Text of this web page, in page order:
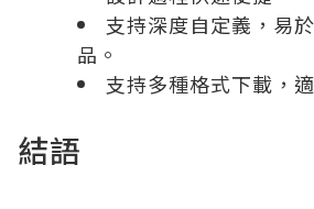
支持深度自定義，易
品。
支持多種格式下載，
結語